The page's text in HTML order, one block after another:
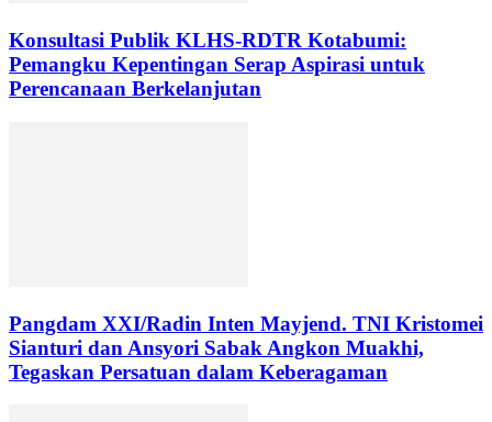
Konsultasi Publik KLHS-RDTR Kotabumi:
Pemangku Kepentingan Serap Aspirasi untuk
Perencanaan Berkelanjutan
Pangdam XXI/Radin Inten Mayjend. TNI Kristomei
Sianturi dan Ansyori Sabak Angkon Muakhi,
Tegaskan Persatuan dalam Keberagaman